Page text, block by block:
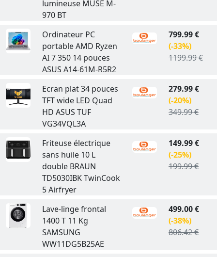
lumineuse MUSE M-
970 BT
Ordinateur PC
portable AMD Ryzen
AI 7 350 14 pouces
ASUS A14-61M-R5R2
799.99 €
(-33%)
1199.99 €
Ecran plat 34 pouces
TFT wide LED Quad
HD ASUS TUF
VG34VQL3A
279.99 €
(-20%)
349.99 €
Friteuse électrique
sans huile 10 L
double BRAUN
TD5030IBK TwinCook
5 Airfryer
149.99 €
(-25%)
199.99 €
Lave-linge frontal
1400 T 11 Kg
SAMSUNG
WW11DG5B25AE
499.00 €
(-38%)
806.42 €